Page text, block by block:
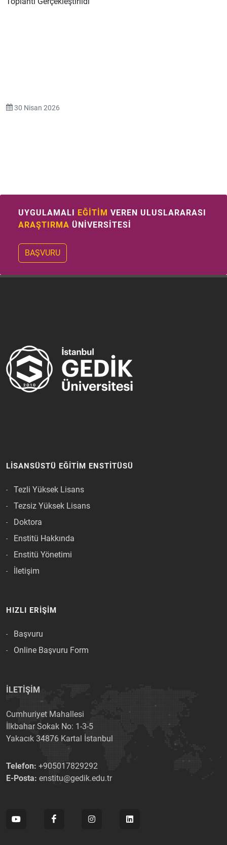
30 Nisan 2026
UYGULAMALI EĞİTİM VEREN ULUSLARARASI
ARAŞTIRMA ÜNİVERSİTESİ
BAŞVURU
LISANSÜSTÜ EĞITIM ENSTITÜSÜ
Tezli Yüksek Lisans
Tezsiz Yüksek Lisans
Doktora
Enstitü Hakkında
Enstitü Yönetimi
İletişim
HIZLI ERIŞIM
Başvuru
Online Başvuru Form
İLETİŞİM
Cumhuriyet Mahallesi
İlkbahar Sokak No: 1-3-5
Yakacık 34876 Kartal İstanbul
Telefon: +905017829292
E-Posta: enstitu@gedik.edu.tr